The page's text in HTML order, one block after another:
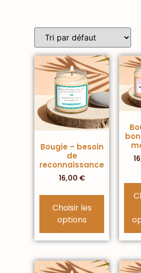
Bougie – besoin
de
reconnaissance
16,00 €
Choisir les
options